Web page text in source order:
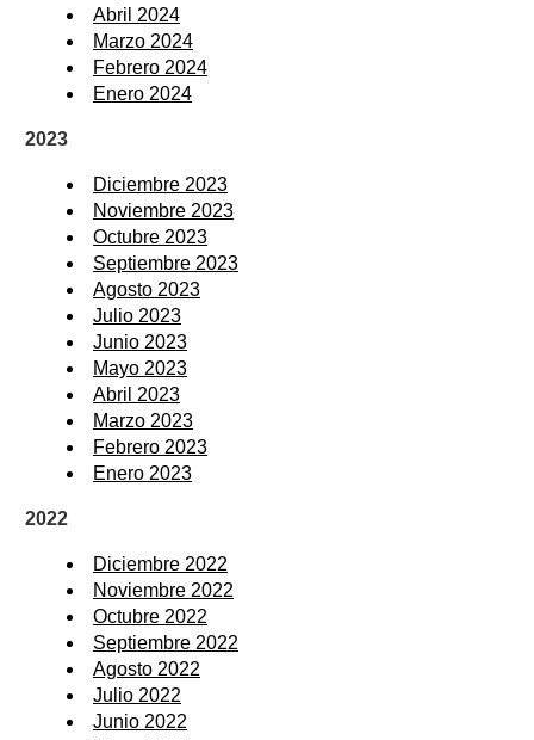
Abril 2024
Marzo 2024
Febrero 2024
Enero 2024
2023
Diciembre 2023
Noviembre 2023
Octubre 2023
Septiembre 2023
Agosto 2023
Julio 2023
Junio 2023
Mayo 2023
Abril 2023
Marzo 2023
Febrero 2023
Enero 2023
2022
Diciembre 2022
Noviembre 2022
Octubre 2022
Septiembre 2022
Agosto 2022
Julio 2022
Junio 2022